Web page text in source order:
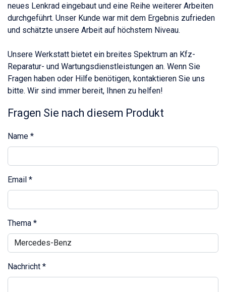
neues Lenkrad eingebaut und eine Reihe weiterer Arbeiten
durchgeführt. Unser Kunde war mit dem Ergebnis zufrieden
und schätzte unsere Arbeit auf höchstem Niveau.
Unsere Werkstatt bietet ein breites Spektrum an Kfz-
Reparatur- und Wartungsdienstleistungen an. Wenn Sie
Fragen haben oder Hilfe benötigen, kontaktieren Sie uns
bitte. Wir sind immer bereit, Ihnen zu helfen!
Fragen Sie nach diesem Produkt
Name *
Email *
Thema *
Nachricht *